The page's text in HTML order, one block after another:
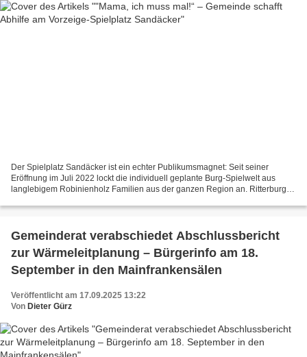
Der Spielplatz Sandäcker ist ein echter Publikumsmagnet: Seit seiner
Eröffnung im Juli 2022 lockt die individuell geplante Burg-Spielwelt aus
langlebigem Robinienholz Familien aus der ganzen Region an. Ritterburg
Gemeinderat verabschiedet Abschlussbericht
zur Wärmeleitplanung – Bürgerinfo am 18.
September in den Mainfrankensälen
Veröffentlicht am 17.09.2025 13:22
Von Dieter Gürz